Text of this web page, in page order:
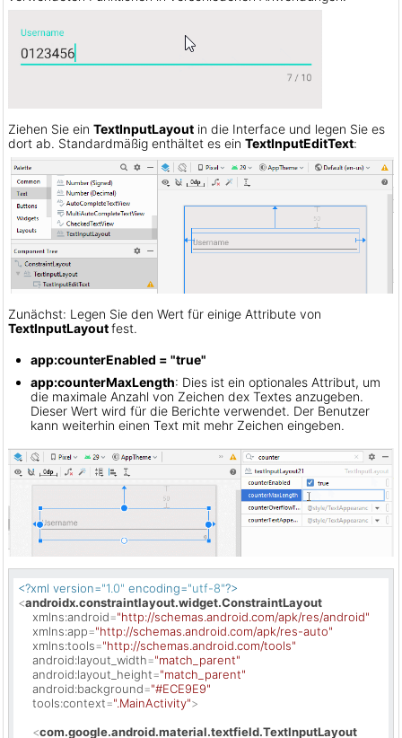
Ziehen Sie ein TextInputLayout in die Interface und legen Sie es
dort ab. Standardmäßig enthältet es ein TextInputEditText:
Zunächst: Legen Sie den Wert für einige Attribute von
TextInputLayoutfest.
app:counterEnabled = "true"
app:counterMaxLength: Dies ist ein optionales Attribut, um
die maximale Anzahl von Zeichen dex Textes anzugeben.
Dieser Wert wird für die Berichte verwendet. Der Benutzer
kann weiterhin einen Text mit mehr Zeichen eingeben.
<?xml version="1.0" encoding="utf-8"?>
<androidx.constraintlayout.widget.ConstraintLayout
xmlns:android="http://schemas.android.com/apk/res/android"
xmlns:app="http://schemas.android.com/apk/res-auto"
xmlns:tools="http://schemas.android.com/tools"
android:layout_width="match_parent"
android:layout_height="match_parent"
android:background="#ECE9E9"
tools:context=".MainActivity">
<com.google.android.material.textfield.TextInputLayout